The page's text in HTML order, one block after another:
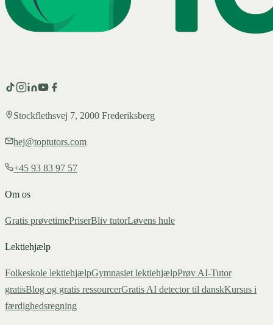
Stockflethsvej 7, 2000 Frederiksberg
hej@toptutors.com
+45 93 83 97 57
Om os
Gratis prøvetimePriserBliv tutorLøvens hule
Lektiehjælp
Folkeskole lektiehjælpGymnasiet lektiehjælpPrøv AI-Tutor
gratisBlog og gratis ressourcerGratis AI detector til danskKursus i
færdighedsregning